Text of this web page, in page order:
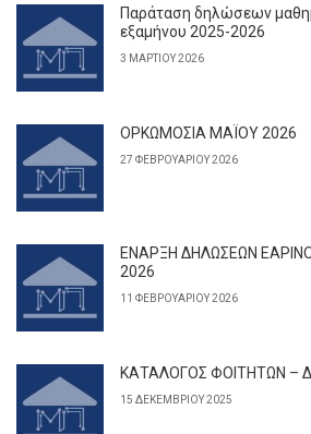
Παράταση δηλώσεων
εξαμήνου 2025-2026
3 ΜΑΡΤΊΟΥ 2026
ΟΡΚΩΜΟΣΙΑ ΜΑΪΟΥ 2026
27 ΦΕΒΡΟΥΑΡΊΟΥ 2026
ΕΝΑΡΞΗ ΔΗΛΩΣΕΩΝ
2026
11 ΦΕΒΡΟΥΑΡΊΟΥ 2026
ΚΑΤΑΛΟΓΟΣ ΦΟΙΤΗΤΩΝ –
15 ΔΕΚΕΜΒΡΊΟΥ 2025